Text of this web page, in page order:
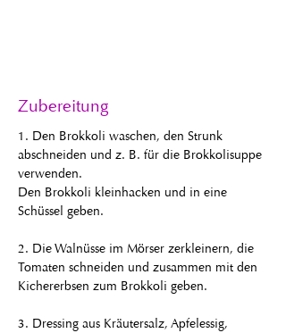
Zubereitung
1. Den Brokkoli waschen, den Strunk
abschneiden und z. B. für die Brokkolisuppe
verwenden.
Den Brokkoli kleinhacken und in eine
Schüssel geben.
2. Die Walnüsse im Mörser zerkleinern, die
Tomaten schneiden und zusammen mit den
Kichererbsen zum Brokkoli geben.
3. Dressing aus Kräutersalz, Apfelessig,